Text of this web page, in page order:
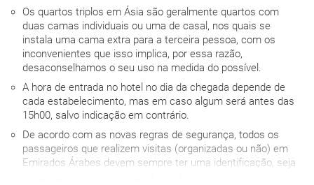
Os quartos triplos em Ásia são geralmente quartos com
duas camas individuais ou uma de casal, nos quais se
instala uma cama extra para a terceira pessoa, com os
inconvenientes que isso implica, por essa razão,
desaconselhamos o seu uso na medida do possível.
A hora de entrada no hotel no dia da chegada depende de
cada estabelecimento, mas em caso algum será antes das
15h00, salvo indicação em contrário.
De acordo com as novas regras de segurança, todos os
passageiros que realizem visitas (organizadas ou não) em
Emirados Árabes devem sempre ter uma identificação, seja